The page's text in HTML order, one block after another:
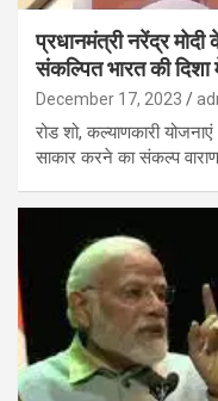
प्रधानमंत्री नरेंद्र मोदी
संकल्पित भारत की
December 17, 2023
रोड शो, कल्याणकारी
साकार करने का संकल्प